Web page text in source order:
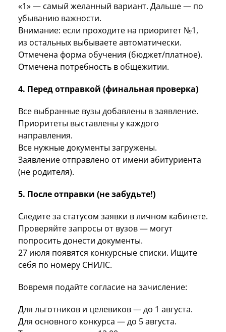
«1» — самый желанный вариант. Дальше — по
убыванию важности.
Внимание: если проходите на приоритет №1,
из остальных выбываете автоматически.
Отмечена форма обучения (бюджет/платное).
Отмечена потребность в общежитии.
4. Перед отправкой (финальная проверка)
Все выбранные вузы добавлены в заявление.
Приоритеты выставлены у каждого
направления.
Все нужные документы загружены.
Заявление отправлено от имени абитуриента
(не родителя).
5. После отправки (не забудьте!)
Следите за статусом заявки в личном кабинете.
Проверяйте запросы от вузов — могут
попросить донести документы.
27 июля появятся конкурсные списки. Ищите
себя по номеру СНИЛС.
Вовремя подайте согласие на зачисление:
Для льготников и целевиков — до 1 августа.
Для основного конкурса — до 5 августа.